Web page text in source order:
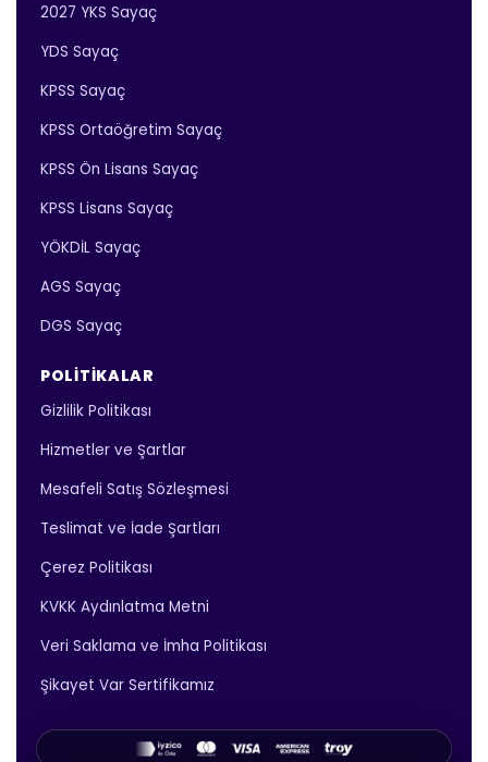
2027 YKS Sayaç
YDS Sayaç
KPSS Sayaç
KPSS Ortaöğretim Sayaç
KPSS Ön Lisans Sayaç
KPSS Lisans Sayaç
YÖKDİL Sayaç
AGS Sayaç
DGS Sayaç
POLITIKALAR
Gizlilik Politikası
Hizmetler ve Şartlar
Mesafeli Satış Sözleşmesi
Teslimat ve İade Şartları
Çerez Politikası
KVKK Aydınlatma Metni
Veri Saklama ve İmha Politikası
Şikayet Var Sertifikamız